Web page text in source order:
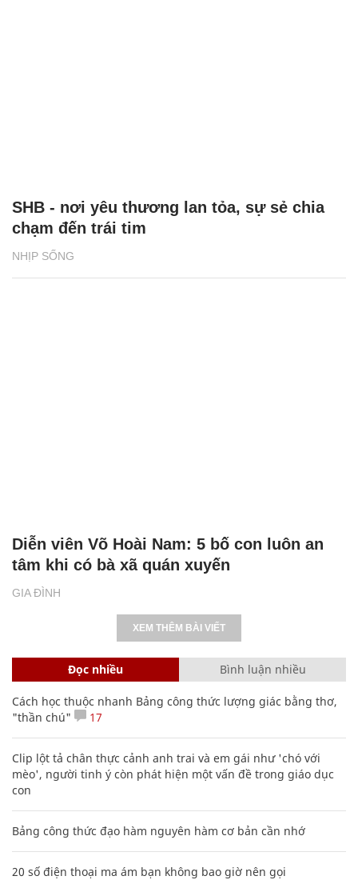
NHỊP SỐNG
SHB - nơi yêu thương lan tỏa, sự sẻ chia
chạm đến trái tim
GIA ĐÌNH
Diễn viên Võ Hoài Nam: 5 bố con luôn an
tâm khi có bà xã quán xuyến
XEM THÊM BÀI VIẾT
Đọc nhiều Bình luận nhiều
Cách học thuộc nhanh Bảng công thức lượng giác bằng thơ,
"thần chú"
17
Clip lột tả chân thực cảnh anh trai và em gái như 'chó với
mèo', người tinh ý còn phát hiện một vấn đề trong giáo dục
con
Bảng công thức đạo hàm nguyên hàm cơ bản cần nhớ
20 số điện thoại ma ám bạn không bao giờ nên gọi